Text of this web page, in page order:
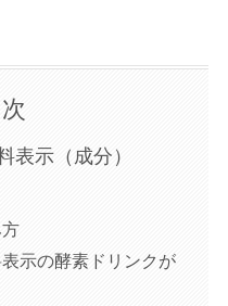
表示（成分）
示の酵素ドリンクが